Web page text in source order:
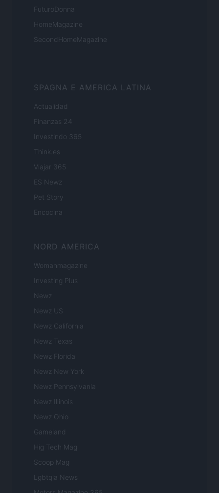
FuturoDonna
HomeMagazine
SecondHomeMagazine
SPAGNA E AMERICA LATINA
Actualidad
Finanzas 24
Investindo 365
Think.es
Viajar 365
ES Newz
Pet Story
Encocina
NORD AMERICA
Womanmagazine
Investing Plus
Newz
Newz US
Newz California
Newz Texas
Newz Florida
Newz New York
Newz Pennsylvania
Newz Illinois
Newz Ohio
Gameland
Hig Tech Mag
Scoop Mag
Lgbtqia News